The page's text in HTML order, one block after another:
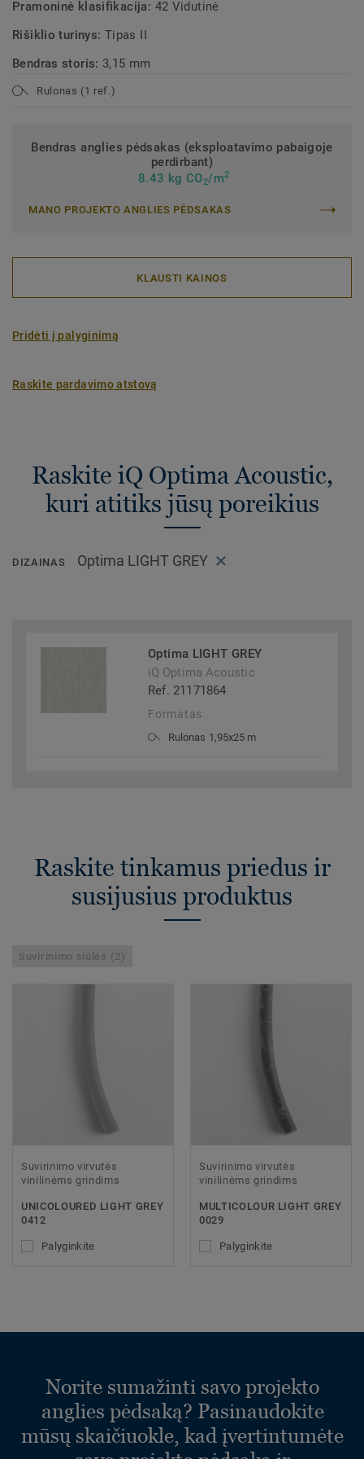
Pramoninė klasifikacija: 42 Vidutinė
Rišiklio turinys: Tipas II
Bendras storis: 3,15 mm
Rulonas (1 ref.)
Bendras anglies pėdsakas (eksploatavimo pabaigoje
perdirbant)
8.43 kg CO2/m2
MANO PROJEKTO ANGLIES PĖDSAKAS
KLAUSTI KAINOS
Pridėti į palyginimą
Raskite pardavimo atstovą
Raskite iQ Optima Acoustic,
kuri atitiks jūsų poreikius
DIZAINAS Optima LIGHT GREY
Optima LIGHT GREY
iQ Optima Acoustic
Ref. 21171864
Formatas
Rulonas 1,95x25 m
Raskite tinkamus priedus ir
susijusius produktus
Suvirinimo siūlės (2)
Suvirinimo virvutės
vinilinėms grindims
UNICOLOURED LIGHT GREY
0412
Palyginkite
Suvirinimo virvutės
vinilinėms grindims
MULTICOLOUR LIGHT GREY
0029
Palyginkite
Norite sumažinti savo projekto
anglies pėdsaką? Pasinaudokite
mūsų skaičiuokle, kad įvertintumėte